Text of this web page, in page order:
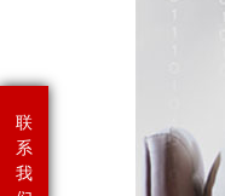
联
系
我